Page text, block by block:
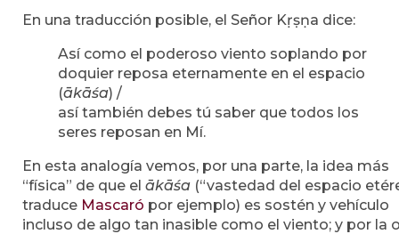
En una traducción posible, el Señor Kṛṣṇa dice:
Así como el poderoso viento soplando por
doquier reposa eternamente en el espacio
(ākāśa) /
así también debes tú saber que todos los
seres reposan en Mí.
En esta analogía vemos, por una parte, la idea más
“física” de que el ākāśa (“vastedad del espacio
traduce Mascaró por ejemplo) es sostén y vehículo
incluso de algo tan inasible como el viento; y por la